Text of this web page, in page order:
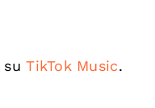
suTikTok Music.